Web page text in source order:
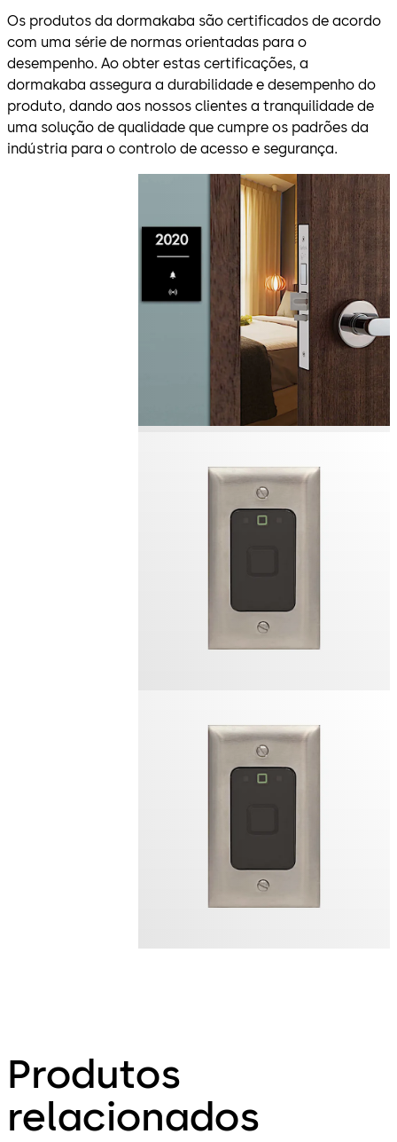
Os produtos da dormakaba são certificados de acordo
com uma série de normas orientadas para o
desempenho. Ao obter estas certificações, a
dormakaba assegura a durabilidade e desempenho do
produto, dando aos nossos clientes a tranquilidade de
uma solução de qualidade que cumpre os padrões da
indústria para o controlo de acesso e segurança.
Produtos
relacionados